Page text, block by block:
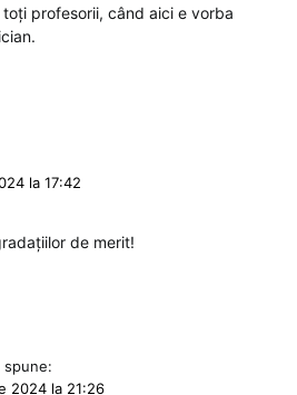
profesorii, când aici e vorba
la 17:42
de merit!
spune:
2024 la 21:26